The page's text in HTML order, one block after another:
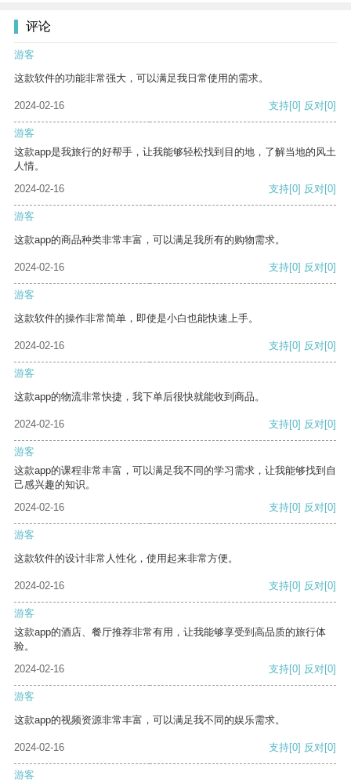
评论
游客
这款软件的功能非常强大，可以满足我日常使用的需求。
2024-02-16 支持[0] 反对[0]
游客
这款app是我旅行的好帮手，让我能够轻松找到目的地，了解当地的风土
人情。
2024-02-16
支持[0] 反对[0]
游客
这款app的商品种类非常丰富，可以满足我所有的购物需求。
2024-02-16 支持[0] 反对[0]
游客
这款软件的操作非常简单，即使是小白也能快速上手。
2024-02-16 支持[0] 反对[0]
游客
这款app的物流非常快捷，我下单后很快就能收到商品。
2024-02-16 支持[0] 反对[0]
游客
这款app的课程非常丰富，可以满足我不同的学习需求，让我能够找到自
己感兴趣的知识。
2024-02-16
支持[0] 反对[0]
游客
这款软件的设计非常人性化，使用起来非常方便。
2024-02-16 支持[0] 反对[0]
游客
这款app的酒店、餐厅推荐非常有用，让我能够享受到高品质的旅行体
验。
2024-02-16
支持[0] 反对[0]
游客
这款app的视频资源非常丰富，可以满足我不同的娱乐需求。
2024-02-16 支持[0] 反对[0]
游客